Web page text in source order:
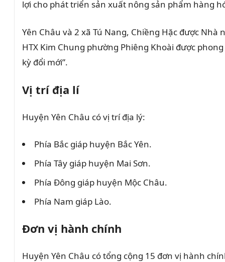
lợi cho phát triển sản xuất nông sản phẩm hàng
Yên Châu và 2 xã Tú Nang, Chiềng Hặc được
HTX Kim Chung phường Phiêng Khoài được
kỳ đổi mới”.
Vị trí địa lí
Huyện Yên Châu có vị trí địa lý:
Phía Bắc giáp huyện Bắc Yên.
Phía Tây giáp huyện Mai Sơn.
Phía Đông giáp huyện Mộc Châu.
Phía Nam giáp Lào.
Đơn vị hành chính
Huyện Yên Châu có tổng cộng 15 đơn vị hành